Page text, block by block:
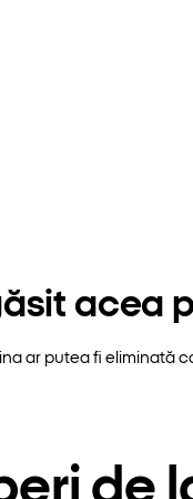
acea
ar putea fi
de